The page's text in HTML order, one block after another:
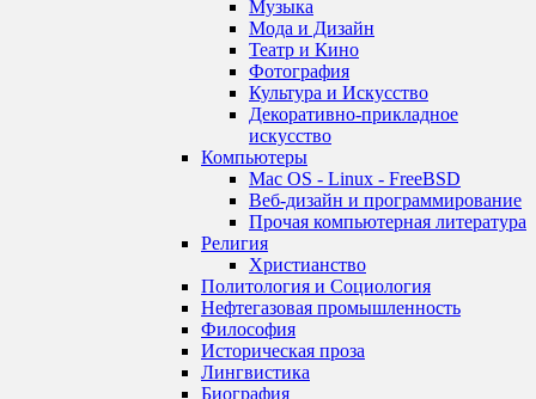
Музыка
Мода и Дизайн
Театр и Кино
Фотография
Культура и Искусство
Декоративно-прикладное
искусство
Компьютеры
Mac OS - Linux - FreeBSD
Веб-дизайн и программирование
Прочая компьютерная литература
Религия
Христианство
Политология и Социология
Нефтегазовая промышленность
Философия
Историческая проза
Лингвистика
Биография